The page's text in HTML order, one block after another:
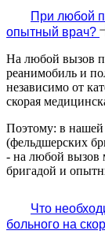
При любой
опытный врач?
На любой вызов
реанимобиль и
независимо от
скорая
Поэтому: в нашей
(фельдшерских
- на любой вызов
бригадой и
Что
больного на